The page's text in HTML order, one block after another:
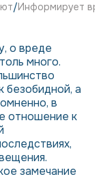
Информирует
о вреде
много.
безобидной, а
в
отношение к
замечание